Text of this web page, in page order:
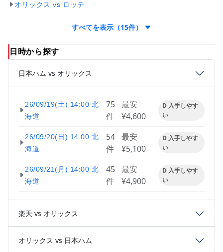
オリックス vs ロッテ
すべてを表示（15件）
日時から探す
日本ハム vs オリックス
26/09/19(土) 14:00 北
海道
75
件
最安
¥4,600
D 入手しやす
い
26/09/20(日) 14:00 北
海道
54
件
最安
¥5,100
D 入手しやす
い
26/09/21(月) 14:00 北
海道
45
件
最安
¥4,900
D 入手しやす
い
楽天 vs オリックス
オリックス vs 日本ハム